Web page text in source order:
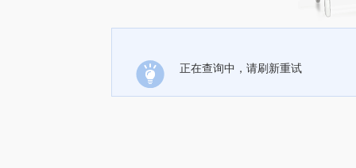
正在查询中，请刷新重试